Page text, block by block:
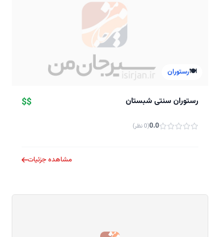
🍽️رستوران
رستوران سنتی شبستان $$
0.0(0 نظر)
مشاهده جزئیات